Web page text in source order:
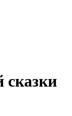
сказки